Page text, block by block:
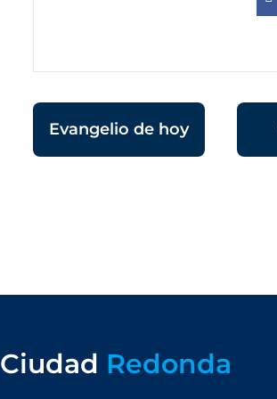
Evangelio de hoy
Ciudad Redonda